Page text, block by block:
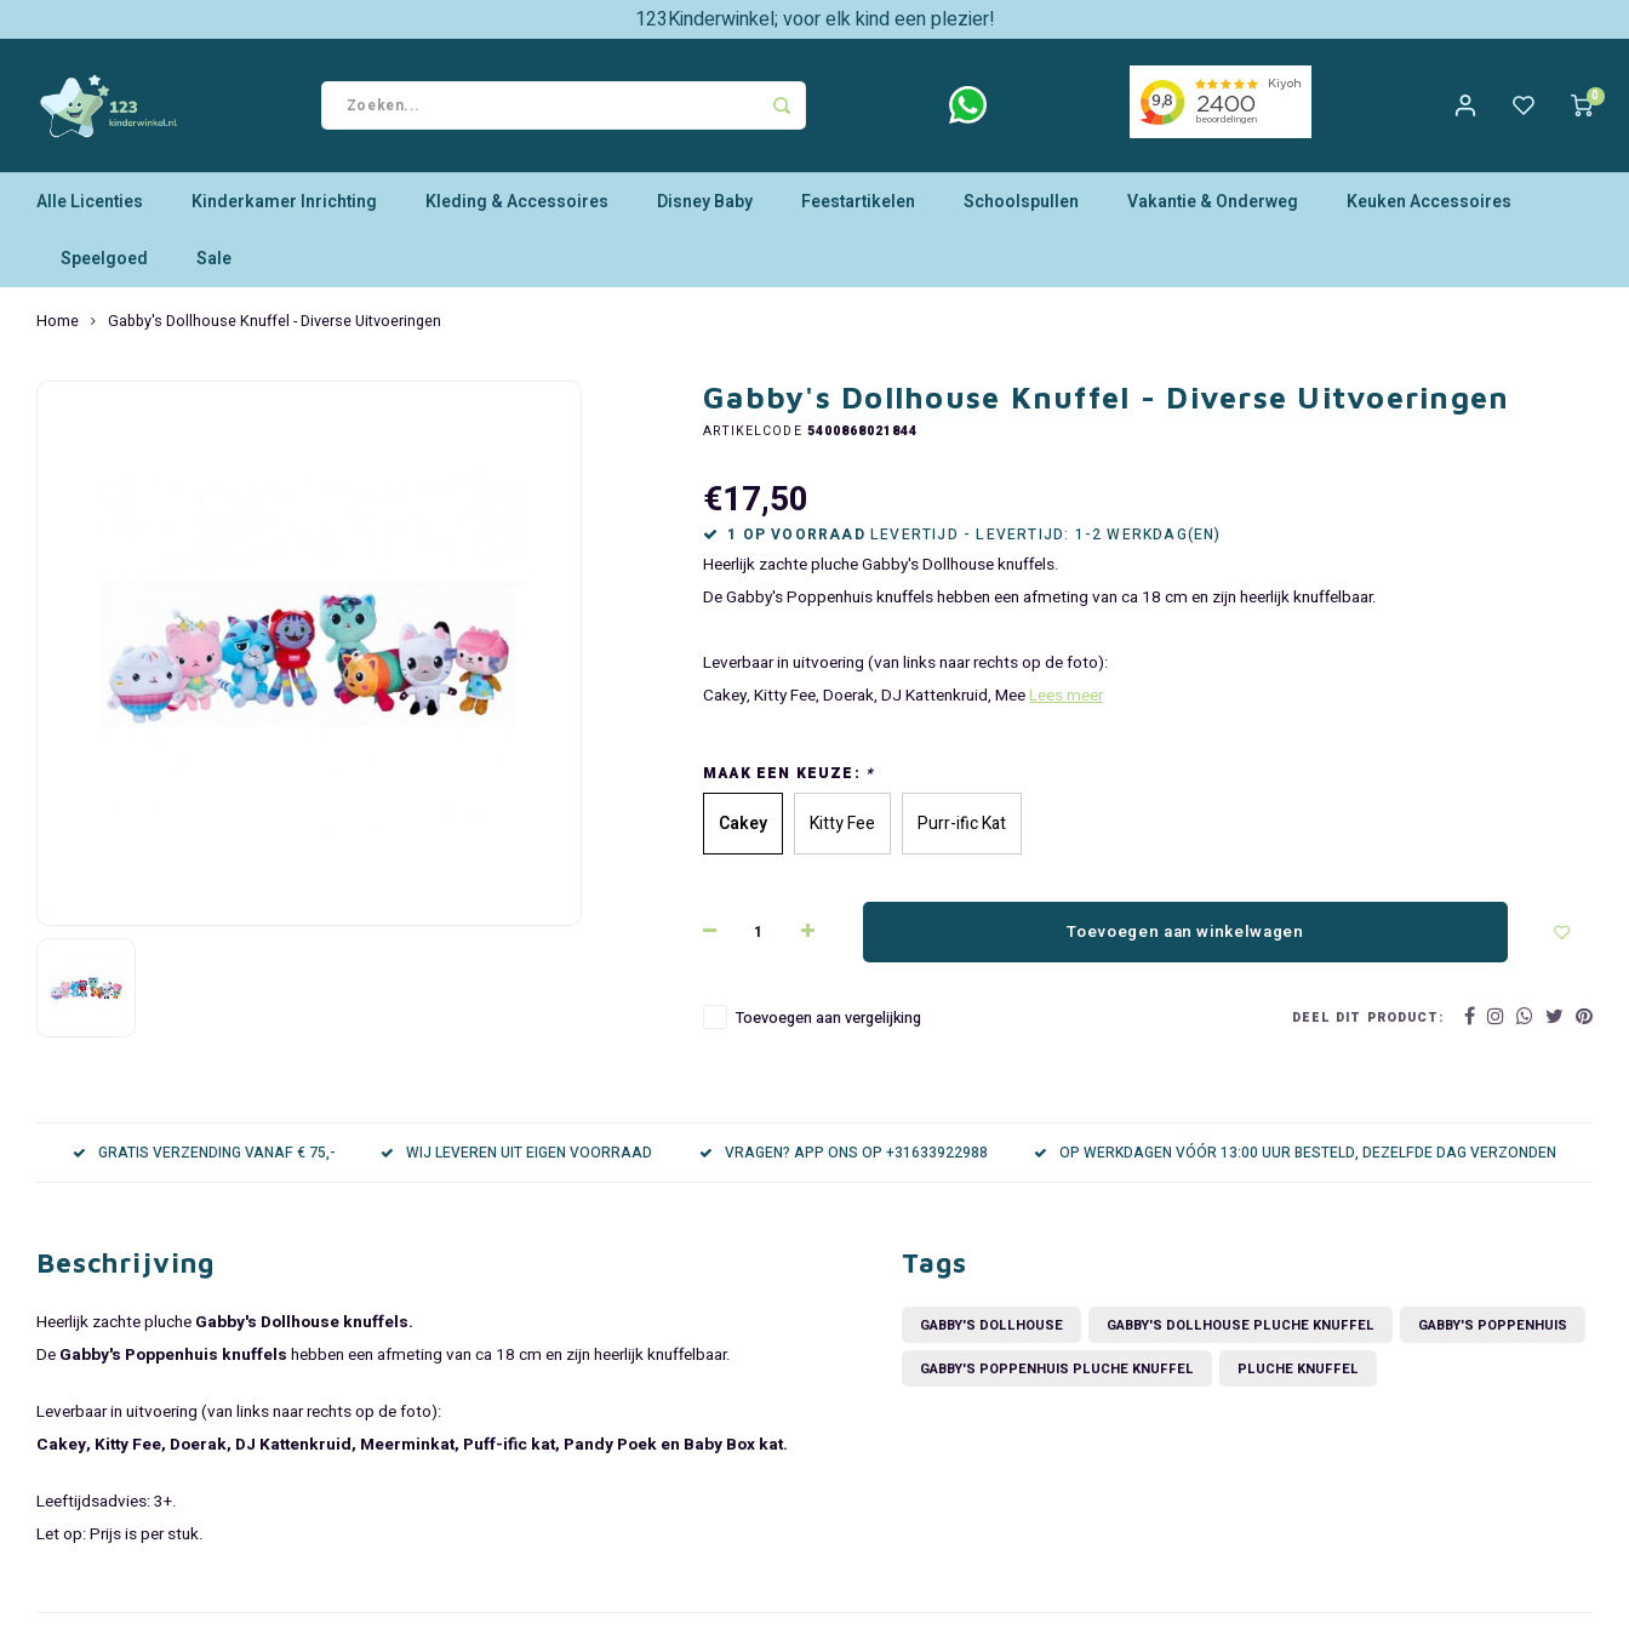
123Kinderwinkel; voor elk kind een plezier!
0
Alle Licenties Kinderkamer Inrichting Kleding & Accessoires Disney Baby Feestartikelen Schoolspullen Vakantie & Onderweg Keuken Accessoires
Speelgoed Sale
Home Gabby's Dollhouse Knuffel - Diverse Uitvoeringen
Gabby's Dollhouse Knuffel - Diverse Uitvoeringen
ARTIKELCODE 5400868021844
€17,50
1 OP VOORRAAD LEVERTIJD - LEVERTIJD: 1-2 WERKDAG(EN)
Heerlijk zachte pluche Gabby's Dollhouse knuffels.
De Gabby's Poppenhuis knuffels hebben een afmeting van ca 18 cm en zijn heerlijk knuffelbaar.
Leverbaar in uitvoering (van links naar rechts op de foto):
Cakey, Kitty Fee, Doerak, DJ Kattenkruid, MeeLees meer
MAAK EEN KEUZE: *
Cakey Kitty Fee Purr-ific Kat
Toevoegen aan winkelwagen
Toevoegen aan vergelijking DEEL DIT PRODUCT:
GRATIS VERZENDING VANAF € 75,- WIJ LEVEREN UIT EIGEN VOORRAAD VRAGEN? APP ONS OP +31633922988 OP WERKDAGEN VÓÓR 13:00 UUR BESTELD, DEZELFDE DAG VERZONDEN
Beschrijving
Heerlijk zachte pluche Gabby's Dollhouse knuffels.
De Gabby's Poppenhuis knuffels hebben een afmeting van ca 18 cm en zijn heerlijk knuffelbaar.
Leverbaar in uitvoering (van links naar rechts op de foto):
Cakey, Kitty Fee, Doerak, DJ Kattenkruid, Meerminkat, Puff-ific kat, Pandy Poek en Baby Box kat.
Leeftijdsadvies: 3+.
Let op: Prijs is per stuk.
Tags
GABBY'S DOLLHOUSE GABBY'S DOLLHOUSE PLUCHE KNUFFEL GABBY'S POPPENHUIS
GABBY'S POPPENHUIS PLUCHE KNUFFEL PLUCHE KNUFFEL